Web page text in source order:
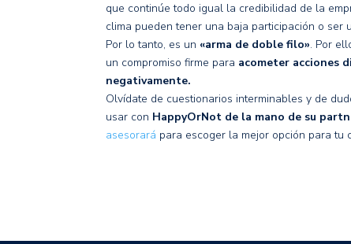
que continúe todo igual la credibilidad de la
clima pueden tener una baja participación o
Por lo tanto, es un «arma de doble filo». Por
un compromiso firme para acometer acciones
negativamente.
Olvídate de cuestionarios interminables y de
usar con HappyOrNot de la mano de su
asesorará para escoger la mejor opción para tu